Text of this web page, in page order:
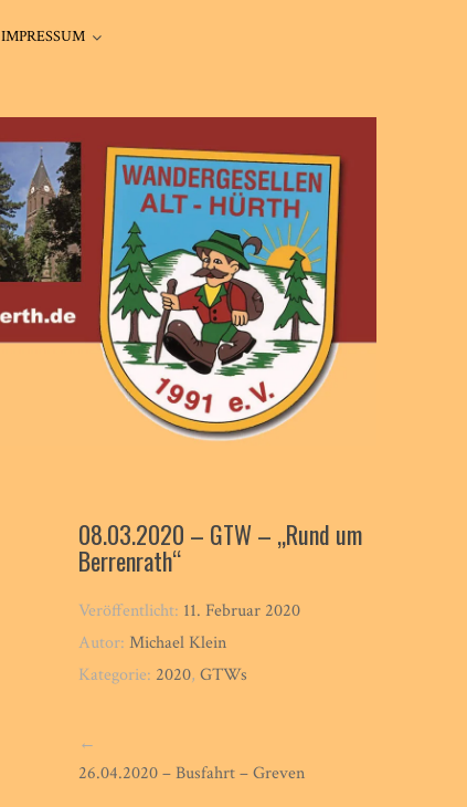
IMPRESSUM
08.03.2020 – GTW – „Rund um
Berrenrath“
Veröffentlicht: 11. Februar 2020
Autor:Michael Klein
Kategorie: 2020,GTWs
←
26.04.2020 – Busfahrt – Greven